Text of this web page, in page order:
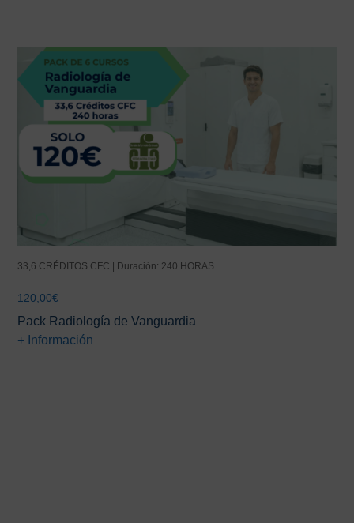
33,6 CRÉDITOS CFC | Duración: 240 HORAS
120,00€
Pack Radiología de Vanguardia
+ Información